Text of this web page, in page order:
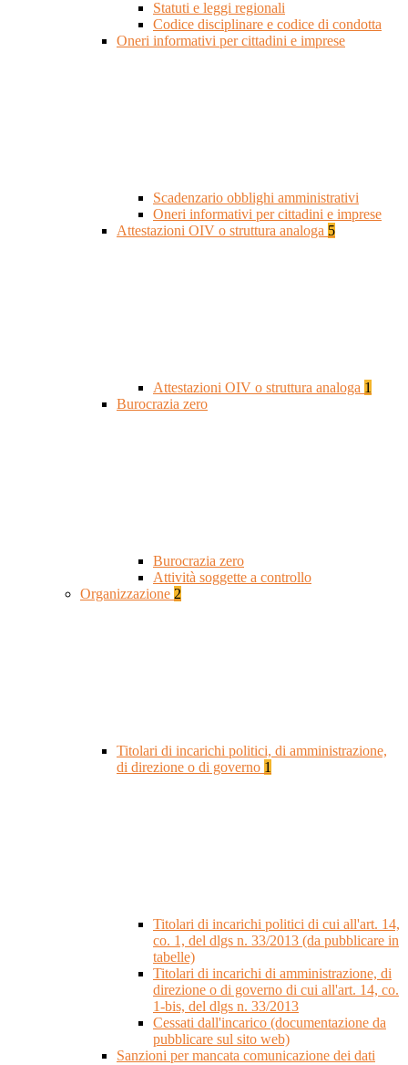
Statuti e leggi regionali
Codice disciplinare e codice di condotta
Oneri informativi per cittadini e imprese
Scadenzario obblighi amministrativi
Oneri informativi per cittadini e imprese
Attestazioni OIV o struttura analoga 5
Attestazioni OIV o struttura analoga 1
Burocrazia zero
Burocrazia zero
Attività soggette a controllo
Organizzazione 2
Titolari di incarichi politici, di amministrazione,
di direzione o di governo 1
Titolari di incarichi politici di cui all'art. 14,
co. 1, del dlgs n. 33/2013 (da pubblicare in
tabelle)
Titolari di incarichi di amministrazione, di
direzione o di governo di cui all'art. 14, co.
1-bis, del dlgs n. 33/2013
Cessati dall'incarico (documentazione da
pubblicare sul sito web)
Sanzioni per mancata comunicazione dei dati